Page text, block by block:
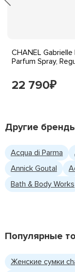
CHANEL Gabrielle
Parfum Spray,
22 790₽
Другие
Acqua di Parma
Annick Goutal
Bath & Body Works
Популярные
Женские сумки